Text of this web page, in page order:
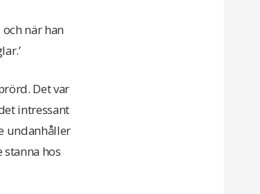
när han
Det var
intressant
undanhåller
hos